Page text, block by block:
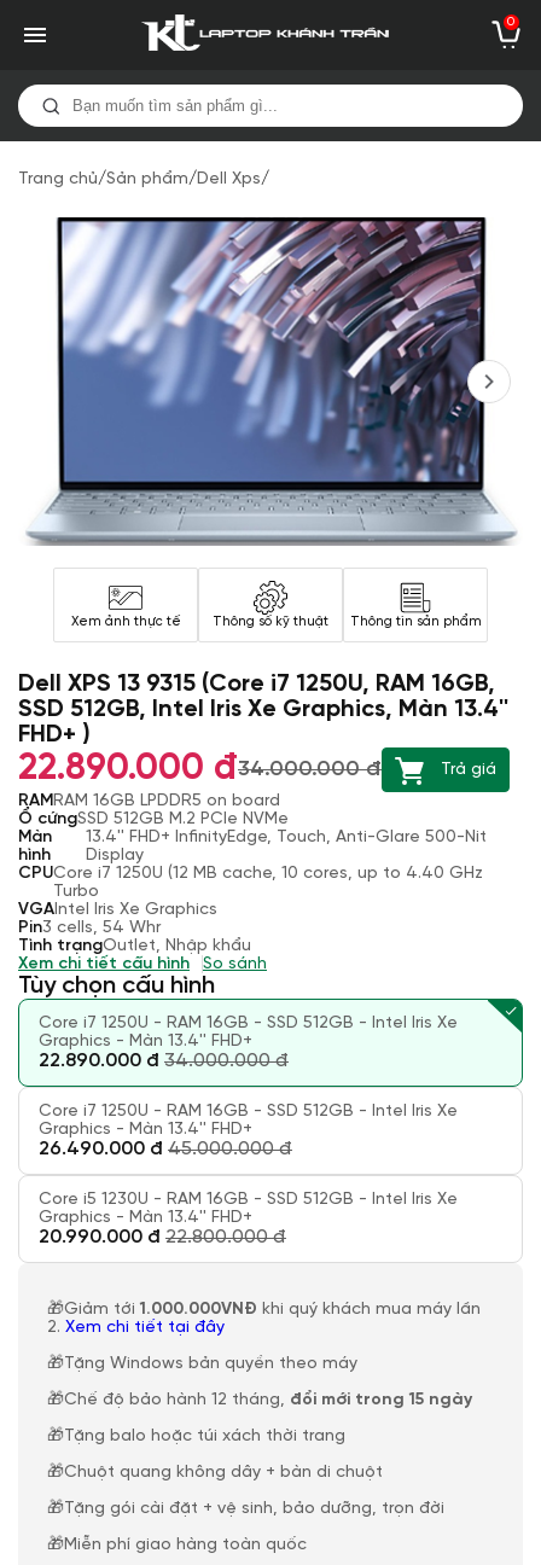
0
Trang chủ/Sản phẩm/Dell Xps/
Xem ảnh thực tế Thông số kỹ thuật Thông tin sản phẩm
Dell XPS 13 9315 (Core i7 1250U, RAM 16GB,
SSD 512GB, Intel Iris Xe Graphics, Màn 13.4''
FHD+ )
22.890.000 đ34.000.000 đ
Trả giá
RAM RAM 16GB LPDDR5 on board
Ổ cứngSSD 512GB M.2 PCIe NVMe
Màn
hình
13.4'' FHD+ InfinityEdge, Touch, Anti-Glare 500-Nit
Display
CPUCore i7 1250U (12 MB cache, 10 cores, up to 4.40 GHz
Turbo
VGA Intel Iris Xe Graphics
Pin3 cells, 54 Whr
Tình trạngOutlet, Nhập khẩu
Xem chi tiết cấu hình
So sánh
Tùy chọn cấu hình
Core i7 1250U - RAM 16GB - SSD 512GB - Intel Iris Xe
Graphics - Màn 13.4'' FHD+
22.890.000 đ 34.000.000 đ
Core i7 1250U - RAM 16GB - SSD 512GB - Intel Iris Xe
Graphics - Màn 13.4'' FHD+
26.490.000 đ 45.000.000 đ
Core i5 1230U - RAM 16GB - SSD 512GB - Intel Iris Xe
Graphics - Màn 13.4'' FHD+
20.990.000 đ 22.800.000 đ
🎁Giảm tới 1.000.000VNĐ khi quý khách mua máy lần
2. Xem chi tiết tại đây
🎁Tặng Windows bản quyền theo máy
🎁Chế độ bảo hành 12 tháng, đổi mới trong 15 ngày
🎁Tặng balo hoặc túi xách thời trang
🎁Chuột quang không dây + bàn di chuột
🎁Tặng gói cài đặt + vệ sinh, bảo dưỡng, trọn đời
🎁Miễn phí giao hàng toàn quốc